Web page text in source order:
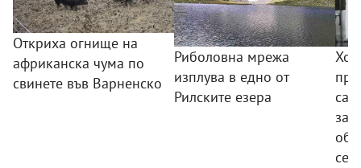
Откриха огнище на
африканска чума по
свинете във Варненско
Риболовна мрежа
изплува в едно от
Рилските езера